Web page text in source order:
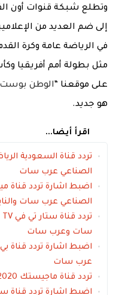
وتطلع شبكة قنوات أون
إلى ضم العديد من
في الرياضة عامة وكرة
مثل بطولة أمم أفريقيا
على موقعنا “الوطن بوست
هو جديد.
اقرأ أيضا...
الصناعي عرب سات
الصناعي عرب سات
سات وعرب سات
عرب سات
تردد قناة ماجيستك 2020 Majestic Cinema على النايل سات